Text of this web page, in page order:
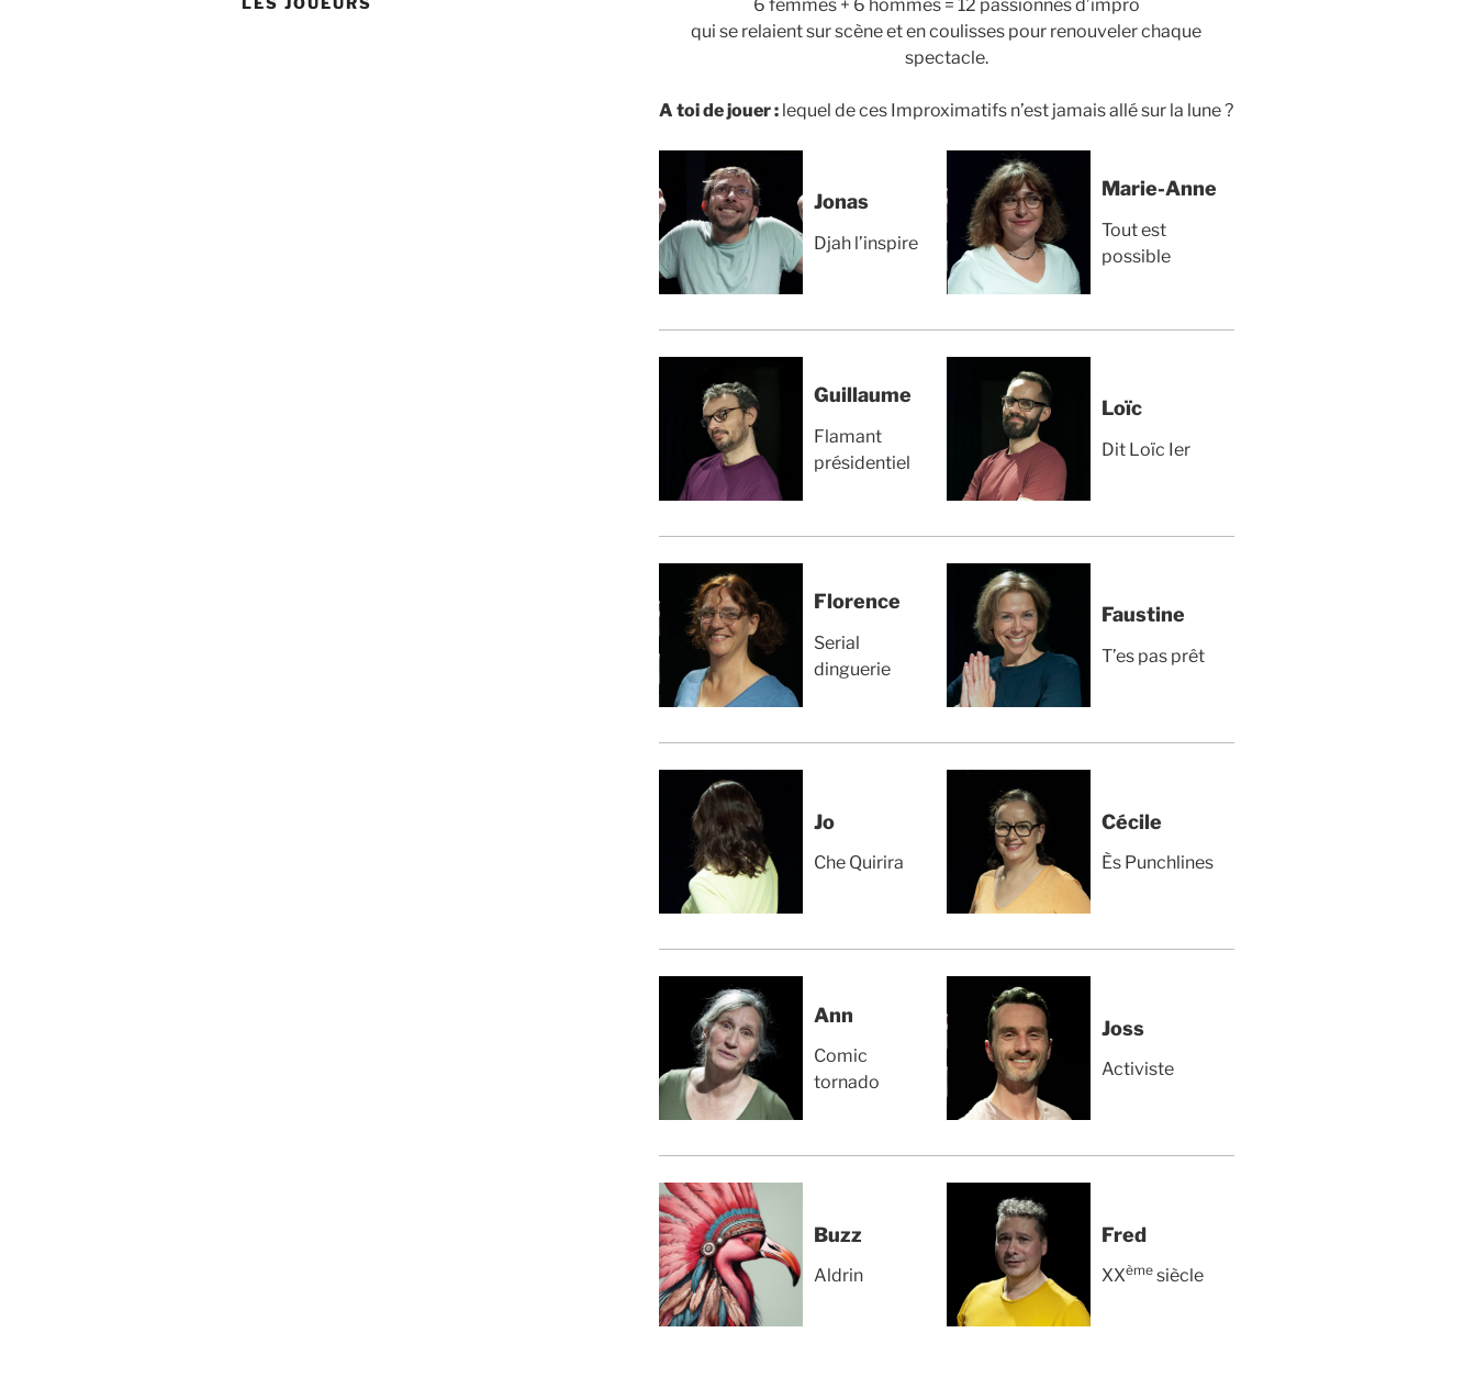
6 femmes + 6 hommes = 12 passionnés d’impro
qui se relaient sur scène et en coulisses pour renouveler chaque
spectacle.
A toi de jouer :lequel de ces Improximatifs n’est jamais allé sur la lune ?
Jonas
Djah l’inspire
Marie-Anne
Tout est
possible
Guillaume
Flamant
présidentiel
Loïc
Dit Loïc Ier
Florence
Serial
dinguerie
Faustine
T’es pas prêt
Jo
Che Quirira
Cécile
Ès Punchlines
Ann
Comic
tornado
Joss
Activiste
Buzz
Aldrin
Fred
XXème siècle